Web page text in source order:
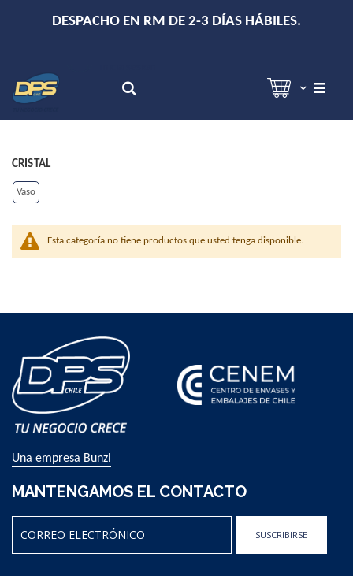
DESPACHO EN RM DE 2-3 DÍAS HÁBILES.
Esta categoría no tiene productos que usted tenga disponible.
CRISTAL
Vaso
Una empresa Bunzl
MANTENGAMOS EL CONTACTO
SUSCRIBIRSE